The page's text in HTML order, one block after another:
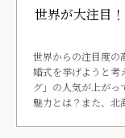
世界が大注目
世界からの注目度の
婚式を挙げようと考
グ」の人気が上がっ
魅力とは？また、